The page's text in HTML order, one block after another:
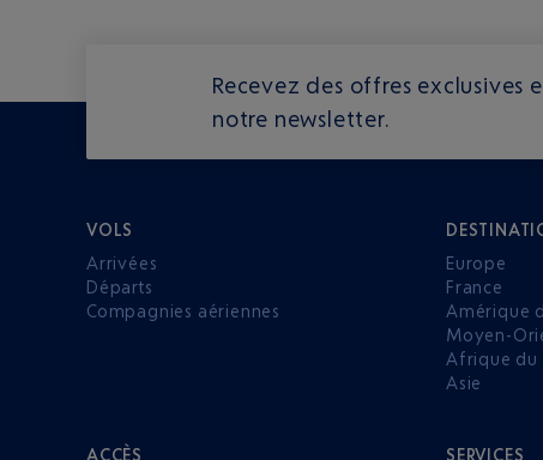
Recevez des offres exclusives
notre newsletter.
VOLS
Arrivées
Départs
Compagnies aériennes
Europe
France
Amérique
Moyen-
Afrique du
Asie
ACCÈS SERVICES